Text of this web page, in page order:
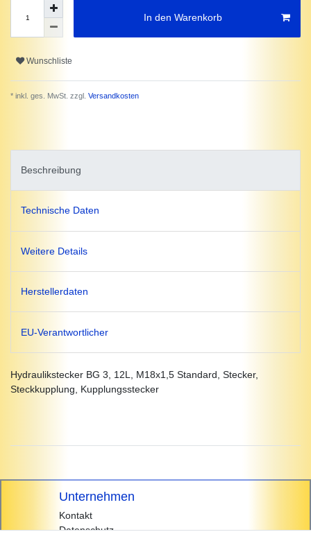
In den Warenkorb
Wunschliste
* inkl. ges. MwSt. zzgl. Versandkosten
Beschreibung
Technische Daten
Weitere Details
Herstellerdaten
EU-Verantwortlicher
Hydraulikstecker BG 3, 12L, M18x1,5 Standard, Stecker,
Steckkupplung, Kupplungsstecker
Unternehmen
Kontakt
Datenschutz